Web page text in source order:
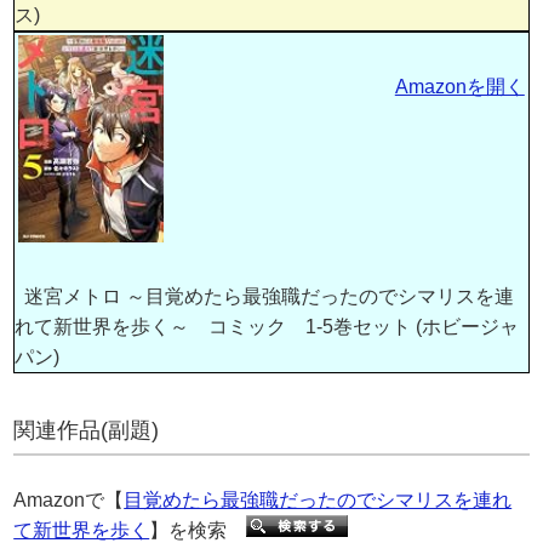
ス)
迷宮メトロ ～目覚めたら最強職だったのでシマリスを連
れて新世界を歩く～ コミック 1-5巻セット (ホビージャ
パン)
Amazonを開く
関連作品(副題)
Amazonで【 目覚めたら最強職だったのでシマリスを連れ
て新世界を歩く 】を検索